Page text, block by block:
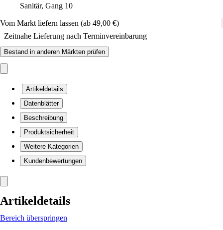
Sanitär, Gang 10
Vom Markt liefern lassen (ab 49,00 €)
Zeitnahe Lieferung nach Terminvereinbarung
Bestand in anderen Märkten prüfen
Artikeldetails
Datenblätter
Beschreibung
Produktsicherheit
Weitere Kategorien
Kundenbewertungen
Artikeldetails
Bereich überspringen